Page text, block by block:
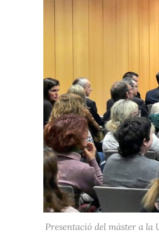
Presentació del màster a